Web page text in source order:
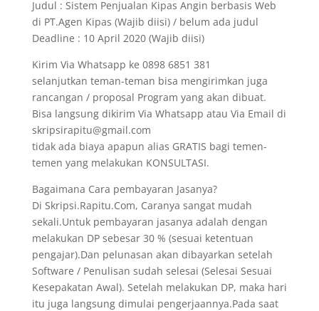
Judul : Sistem Penjualan Kipas Angin berbasis Web
di PT.Agen Kipas (Wajib diisi) / belum ada judul
Deadline : 10 April 2020 (Wajib diisi)
Kirim Via Whatsapp ke 0898 6851 381
selanjutkan teman-teman bisa mengirimkan juga
rancangan / proposal Program yang akan dibuat.
Bisa langsung dikirim Via Whatsapp atau Via Email di
skripsirapitu@gmail.com
tidak ada biaya apapun alias GRATIS bagi temen-
temen yang melakukan KONSULTASI.
Bagaimana Cara pembayaran Jasanya?
Di Skripsi.Rapitu.Com, Caranya sangat mudah
sekali.Untuk pembayaran jasanya adalah dengan
melakukan DP sebesar 30 % (sesuai ketentuan
pengajar).Dan pelunasan akan dibayarkan setelah
Software / Penulisan sudah selesai (Selesai Sesuai
Kesepakatan Awal). Setelah melakukan DP, maka hari
itu juga langsung dimulai pengerjaannya.Pada saat